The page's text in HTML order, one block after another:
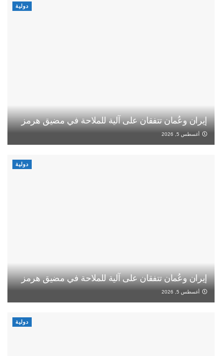
دولية
إيران وعُمان تتفقان على آلية للملاحة في مضيق هرمز
أغسطس 5, 2026
دولية
إيران وعُمان تتفقان على آلية للملاحة في مضيق هرمز
أغسطس 5, 2026
دولية